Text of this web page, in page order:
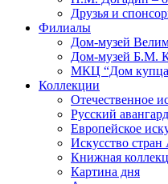
Друзья и
Филиалы
Дом-музей
Дом-музей Б.М.
МКЦ “Дом
Коллекции
Отечественное
Русский авангард
Европейское
Искусство
Книжная
Картина дня